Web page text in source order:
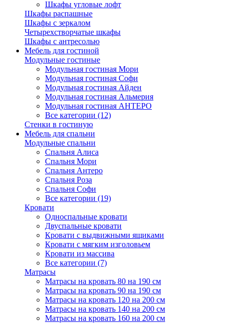
Шкафы угловые лофт
Шкафы распашные
Шкафы с зеркалом
Четырехстворчатые шкафы
Шкафы с антресолью
Мебель для гостиной
Модульные гостиные
Модульная гостиная Мори
Модульная гостиная Софи
Модульная гостиная Айден
Модульная гостиная Альмерия
Модульная гостиная АНТЕРО
Все категории (12)
Стенки в гостиную
Мебель для спальни
Модульные спальни
Спальня Алиса
Спальня Мори
Спальня Антеро
Спальня Роза
Спальня Софи
Все категории (19)
Кровати
Односпальные кровати
Двуспальные кровати
Кровати с выдвижными ящиками
Кровати с мягким изголовьем
Кровати из массива
Все категории (7)
Матрасы
Матрасы на кровать 80 на 190 см
Матрасы на кровать 90 на 190 см
Матрасы на кровать 120 на 200 см
Матрасы на кровать 140 на 200 см
Матрасы на кровать 160 на 200 см